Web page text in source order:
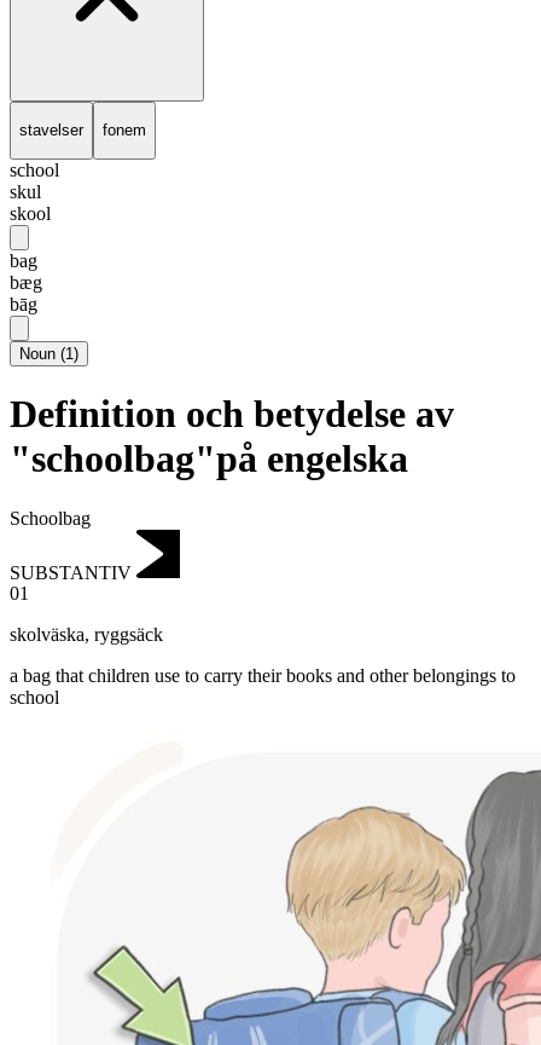
stavelser fonem
school
skul
skool
bag
bæg
bāg
Noun (1)
Definition och betydelse av
"schoolbag"på engelska
Schoolbag
SUBSTANTIV
01
skolväska, ryggsäck
a bag that children use to carry their books and other belongings to
school